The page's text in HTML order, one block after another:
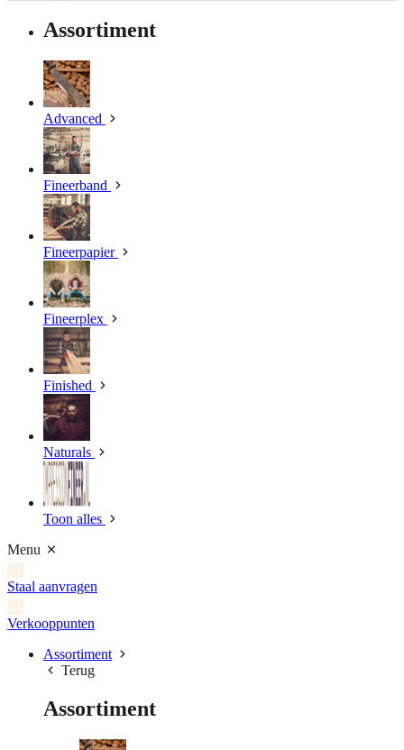
Assortiment
Advanced
Fineerband
Fineerpapier
Fineerplex
Finished
Naturals
Toon alles
Menu
Staal aanvragen
Verkooppunten
Assortiment
Terug
Assortiment